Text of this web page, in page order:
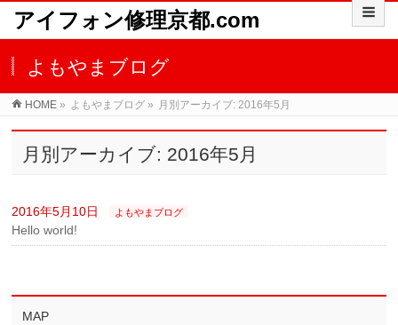
アイフォン修理京都.com
よもやまブログ
HOME » よもやまブログ » 月別アーカイブ: 2016年5月
月別アーカイブ: 2016年5月
2016年5月10日 よもやまブログ
Hello world!
MAP